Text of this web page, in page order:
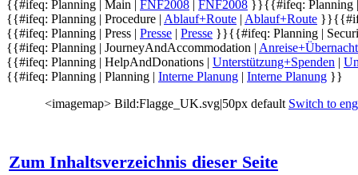
{{#ifeq: Planning | Main | FNF2008 | FNF2008 }}{{#ifeq: Planning
{{#ifeq: Planning | Procedure | Ablauf+Route | Ablauf+Route }}
{{#ifeq: Planning | Press | Presse | Presse }}{{#ifeq: Planning |
{{#ifeq: Planning | JourneyAndAccommodation |
{{#ifeq: Planning | HelpAndDonations | Unterstützung+Spenden |
{{#ifeq: Planning | Planning | Interne Planung | Interne Planung }}
<imagemap> Bild:Flagge_UK.svg|50px default Switch to
Zum Inhaltsverzeichnis dieser Seite